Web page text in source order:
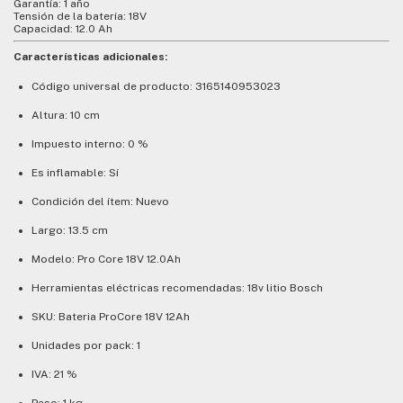
Garantía: 1 año
Tensión de la batería: 18V
Capacidad: 12.0 Ah
Características adicionales:
Código universal de producto: 3165140953023
Altura: 10 cm
Impuesto interno: 0 %
Es inflamable: Sí
Condición del ítem: Nuevo
Largo: 13.5 cm
Modelo: Pro Core 18V 12.0Ah
Herramientas eléctricas recomendadas: 18v litio Bosch
SKU: Bateria ProCore 18V 12Ah
Unidades por pack: 1
IVA: 21 %